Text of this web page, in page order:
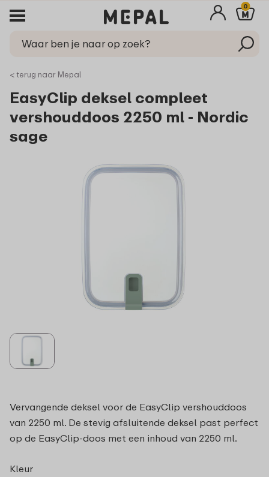
0
< terug naar Mepal
EasyClip deksel compleet
vershouddoos 2250 ml - Nordic
sage
Vervangende deksel voor de EasyClip vershouddoos
van 2250 ml. De stevig afsluitende deksel past perfect
op de EasyClip-doos met een inhoud van 2250 ml.
Kleur